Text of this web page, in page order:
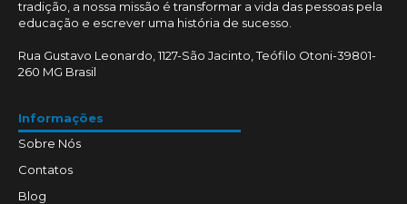
tradição, a nossa missão é transformar a vida das pessoas pela
educação e escrever uma história de sucesso.
Rua Gustavo Leonardo, 1127-São Jacinto, Teófilo Otoni-39801-
260 MG Brasil
Informações
Sobre Nós
Contatos
Blog